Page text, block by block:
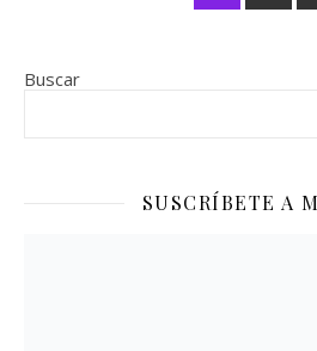
Buscar
SUSCRÍBETE A